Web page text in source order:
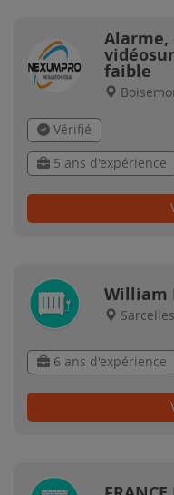
Alarme,
faible
Vérifié
5 ans d'expérience
William
Sarcelles
6 ans d'expérience